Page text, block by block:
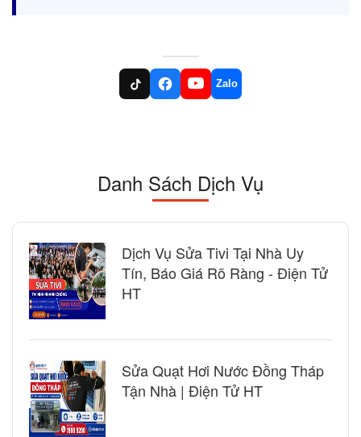
Zalo
Danh Sách Dịch Vụ
Dịch Vụ Sửa Tivi Tại Nhà Uy
Tín, Báo Giá Rõ Ràng - Điện Tử
HT
Sửa Quạt Hơi Nước Đồng Tháp
Tận Nhà | Điện Tử HT